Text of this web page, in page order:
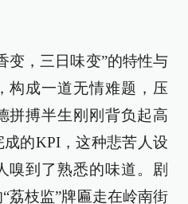
变，三日味变”的特性与
构成一道无情难题，压
拼搏半生刚刚背负起高
的KPI，这种悲苦人设
嗅到了熟悉的味道。剧
荔枝监”牌匾走在岭南街